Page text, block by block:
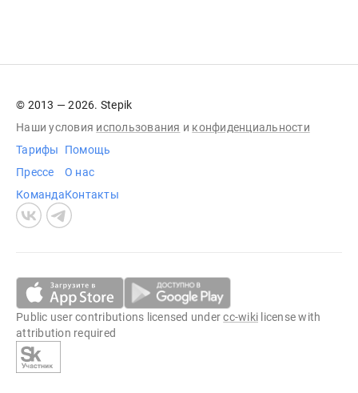
© 2013 — 2026. Stepik
Наши условия использования и конфиденциальности
Тарифы
Прессе
Команда
Помощь
О нас
Контакты
Public user contributions licensed undercc-wiki license with
attribution required